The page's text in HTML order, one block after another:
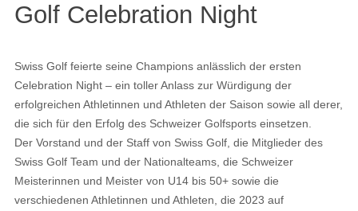
Golf Celebration Night
Swiss Golf feierte seine Champions anlässlich der ersten
Celebration Night – ein toller Anlass zur Würdigung der
erfolgreichen Athletinnen und Athleten der Saison sowie all derer,
die sich für den Erfolg des Schweizer Golfsports einsetzen.
Der Vorstand und der Staff von Swiss Golf, die Mitglieder des
Swiss Golf Team und der Nationalteams, die Schweizer
Meisterinnen und Meister von U14 bis 50+ sowie die
verschiedenen Athletinnen und Athleten, die 2023 auf